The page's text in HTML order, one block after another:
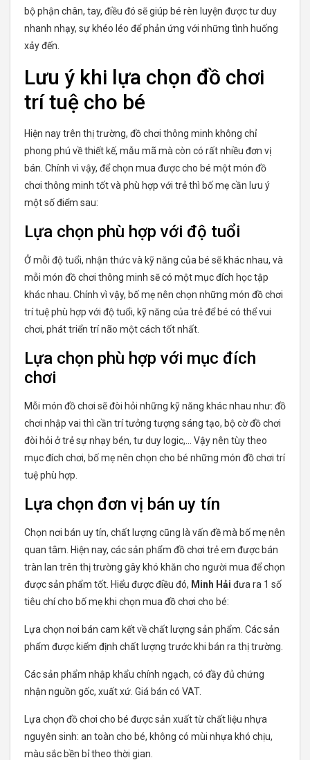
bộ phận chân, tay, điều đó sẽ giúp bé rèn luyện được tư duy
nhanh nhạy, sự khéo léo để phản ứng với những tình huống
xảy đến.
Lưu ý khi lựa chọn đồ chơi
trí tuệ cho bé
Hiện nay trên thị trường, đồ chơi thông minh không chỉ
phong phú về thiết kế, mẫu mã mà còn có rất nhiều đơn vị
bán. Chính vì vậy, để chọn mua được cho bé một món đồ
chơi thông minh tốt và phù hợp với trẻ thì bố mẹ cần lưu ý
một số điểm sau:
Lựa chọn phù hợp với độ tuổi
Ở mỗi độ tuổi, nhận thức và kỹ năng của bé sẽ khác nhau, và
mỗi món đồ chơi thông minh sẽ có một mục đích học tập
khác nhau. Chính vì vậy, bố mẹ nên chọn những món đồ chơi
trí tuệ phù hợp với độ tuổi, kỹ năng của trẻ để bé có thể vui
chơi, phát triển trí não một cách tốt nhất.
Lựa chọn phù hợp với mục đích
chơi
Mỗi món đồ chơi sẽ đòi hỏi những kỹ năng khác nhau như: đồ
chơi nhập vai thì cần trí tưởng tượng sáng tạo, bộ cờ đồ chơi
đòi hỏi ở trẻ sự nhạy bén, tư duy logic,… Vậy nên tùy theo
mục đích chơi, bố mẹ nên chọn cho bé những món đồ chơi trí
tuệ phù hợp.
Lựa chọn đơn vị bán uy tín
Chọn nơi bán uy tín, chất lượng cũng là vấn đề mà bố mẹ nên
quan tâm. Hiện nay, các sản phẩm đồ chơi trẻ em được bán
tràn lan trên thị trường gây khó khăn cho người mua để chọn
được sản phẩm tốt. Hiểu được điều đó, Minh Hải đưa ra 1 số
tiêu chí cho bố mẹ khi chọn mua đồ chơi cho bé:
Lựa chọn nơi bán cam kết về chất lượng sản phẩm. Các sản
phẩm được kiểm định chất lượng trước khi bán ra thị trường.
Các sản phẩm nhập khẩu chính ngạch, có đầy đủ chứng
nhận nguồn gốc, xuất xứ. Giá bán có VAT.
Lựa chọn đồ chơi cho bé được sản xuất từ chất liệu nhựa
nguyên sinh: an toàn cho bé, không có mùi nhựa khó chịu,
màu sắc bền bỉ theo thời gian.